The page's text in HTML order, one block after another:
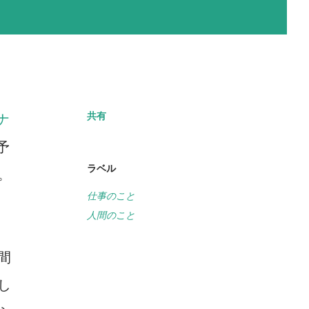
共有
ラベル
仕事のこと
人間のこと